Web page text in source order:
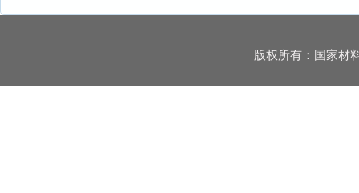
版权所有：国家材